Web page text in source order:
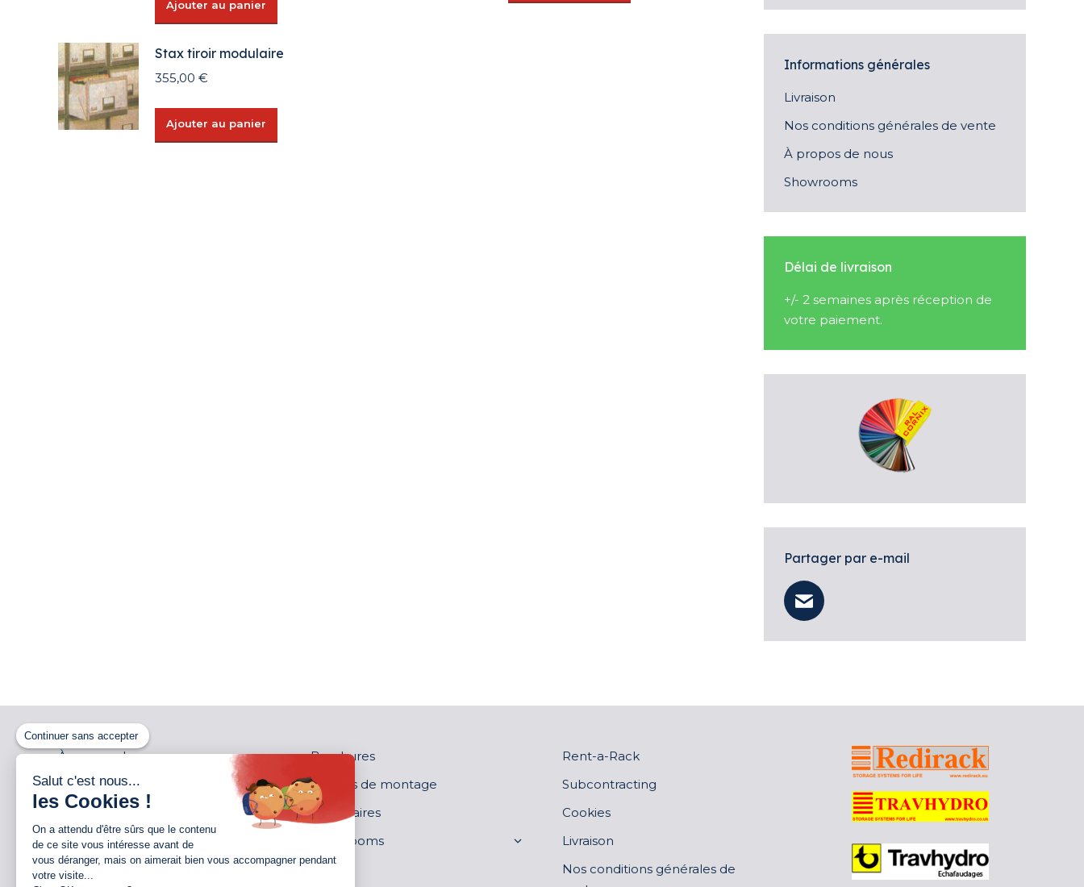
était :
est :
Ajouter au panier
Stax tiroir modulaire
355,00 €
Ajouter au panier
Informations générales
Livraison
Nos conditions générales de vente
À propos de nous
Showrooms
Délai de livraison
+/- 2 semaines après réception de
votre paiement.
Partager par e-mail
À propos de nous
Distributeurs
Garantie
Jobs
Contact
Brochures
Notices de montage
Partenaires
Showrooms
Devis
Rent-a-Rack
Subcontracting
Cookies
Livraison
Nos conditions générales de
Continuer sans accepter
Salut c'est nous...
les Cookies !
On a attendu d'être sûrs que le contenu
de ce site vous intéresse avant de
vous déranger, mais on aimerait bien vous accompagner pendant
votre visite...